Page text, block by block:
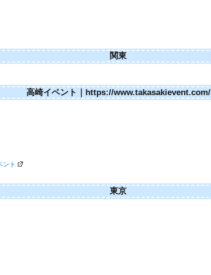
関東
高崎イベント｜https://www.takasakievent.com/
ント
東京